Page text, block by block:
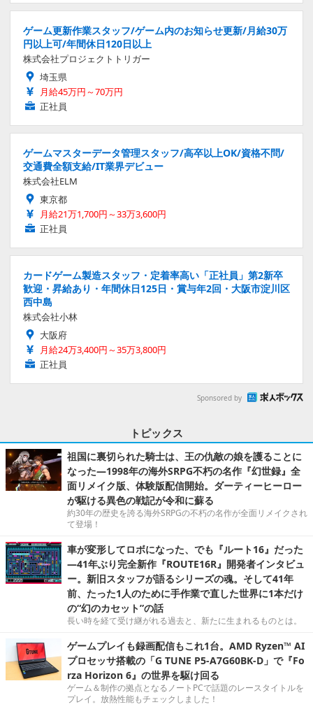
ゲーム更新作業スタッフ/ゲーム内のお知らせ更新/月給30万
円以上可/年間休日120日以上
株式会社プロジェクトトリガー
埼玉県
月給45万円～70万円
正社員
ゲームマスターデータ管理スタッフ/高卒以上OK/資格不問/
交通費全額支給/IT業界デビュー
株式会社ELM
東京都
月給21万1,700円～33万3,600円
正社員
カードゲーム製造スタッフ・定着率高い「正社員」第2新卒
歓迎・昇給あり・年間休日125日・賞与年2回・大阪市淀川区
西中島
株式会社小林
大阪府
月給24万3,400円～35万3,800円
正社員
Sponsored by
トピックス
祖国に裏切られた騎士は、王の仇敵の娘を護ることに
なった―1998年の海外SRPG不朽の名作『幻世録』全
面リメイク版、体験版配信開始。ダーティーヒーロー
が駆ける異色の戦記が令和に蘇る
約30年の歴史を誇る海外SRPGの不朽の名作が全面リメイクされ
て登場！
車が変形してロボになった、でも『ルート16』だった
―41年ぶり完全新作『ROUTE16R』開発者インタビュ
ー。新旧スタッフが語るシリーズの魂。そして41年
前、たった1人のために手作業で直した世界に1本だけ
の“幻のカセット”の話
長い時を経て受け継がれる過去と、新たに生まれるものとは。
ゲームプレイも録画配信もこれ1台。AMD Ryzen™ AI
プロセッサ搭載の「G TUNE P5-A7G60BK-D」で『Fo
rza Horizon 6』の世界を駆け回る
ゲーム＆制作の拠点となるノートPCで話題のレースタイトルを
プレイ。放熱性能もチェックしました！